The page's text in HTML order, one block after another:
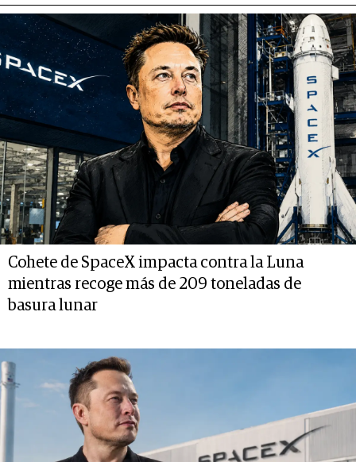
Cohete de SpaceX impacta contra la Luna
mientras recoge más de 209 toneladas de
basura lunar